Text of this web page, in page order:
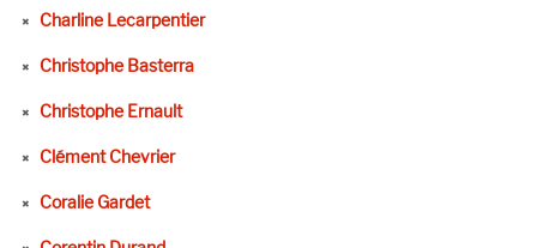
Charline Lecarpentier
Christophe Basterra
Christophe Ernault
Clément Chevrier
Coralie Gardet